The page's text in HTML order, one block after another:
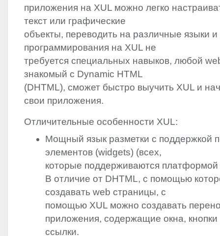
приложения на XUL можно легко
текст или графические
объекты, переводить на различные языки и
программирования на XUL не
требуется специальных навыков, любой
знакомый с Dynamic HTML
(DHTML), сможет быстро выучить XUL и
свои приложения.
Отличительные особенности XUL:
Мощный язык разметки с поддержкой
элементов (widgets) (всех,
которые поддерживаются платформой
В отличие от DHTML, с помощью
создавать web страницы, с
помощью XUL можно создавать
приложения, содержащие окна, кнопки
ссылки.